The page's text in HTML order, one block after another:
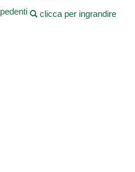
clicca per ingrandire